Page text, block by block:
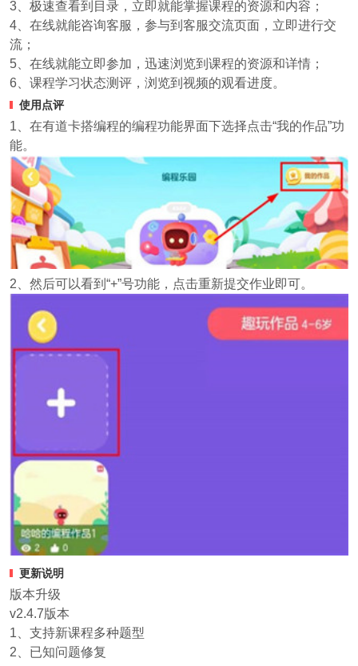
3、极速查看到目录，立即就能掌握课程的资源和内容；
4、在线就能咨询客服，参与到客服交流页面，立即进行交
流；
5、在线就能立即参加，迅速浏览到课程的资源和详情；
6、课程学习状态测评，浏览到视频的观看进度。
使用点评
1、在有道卡搭编程的编程功能界面下选择点击“我的作品”功
能。
2、然后可以看到“+”号功能，点击重新提交作业即可。
更新说明
版本升级
v2.4.7版本
1、支持新课程多种题型
2、已知问题修复